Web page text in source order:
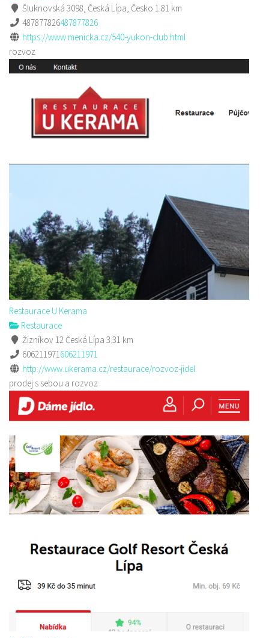
Šluknovská 3098, Česká Lípa, Česko 1.81 km
487877826487877826
https://www.menicka.cz/540-yukon-club.html
rozvoz
Restaurace U Kerama
Restaurace
Žizníkov 12 Česká Lípa 3.31 km
606211971606211971
http://www.ukerama.cz/restaurace/rozvoz-jidel
prodej s sebou a rozvoz